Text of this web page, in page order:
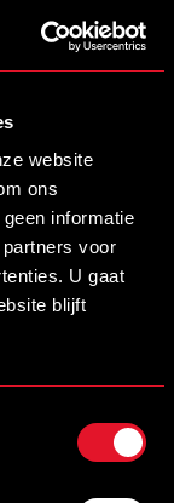
website
ons
informatie
voor
U gaat
blijft